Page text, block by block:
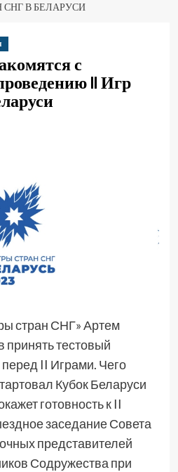
СНГ В БЕЛАРУСИ
с
II Игр
стран СНГ» Артем
принять тестовый
II Играми. Чего
Кубок Беларуси
готовность к II
заседание Совета
представителей
Содружества при